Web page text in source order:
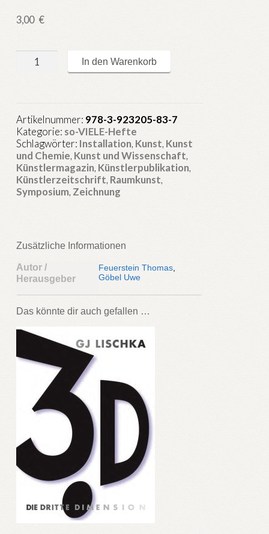
3,00 €
3D
-
Die
Dritte
Dimension
-
In den Warenkorb
Artikelnummer: 978-3-923205-83-7
Kategorie: so-VIELE-Hefte
Schlagwörter: Installation, Kunst, Kunst
und Chemie, Kunst und Wissenschaft,
Künstlermagazin, Künstlerpublikation,
Künstlerzeitschrift, Raumkunst,
Symposium, Zeichnung
Zusätzliche Informationen
Autor /
Herausgeber
Feuerstein Thomas
Göbel Uwe
Das könnte dir auch gefallen …